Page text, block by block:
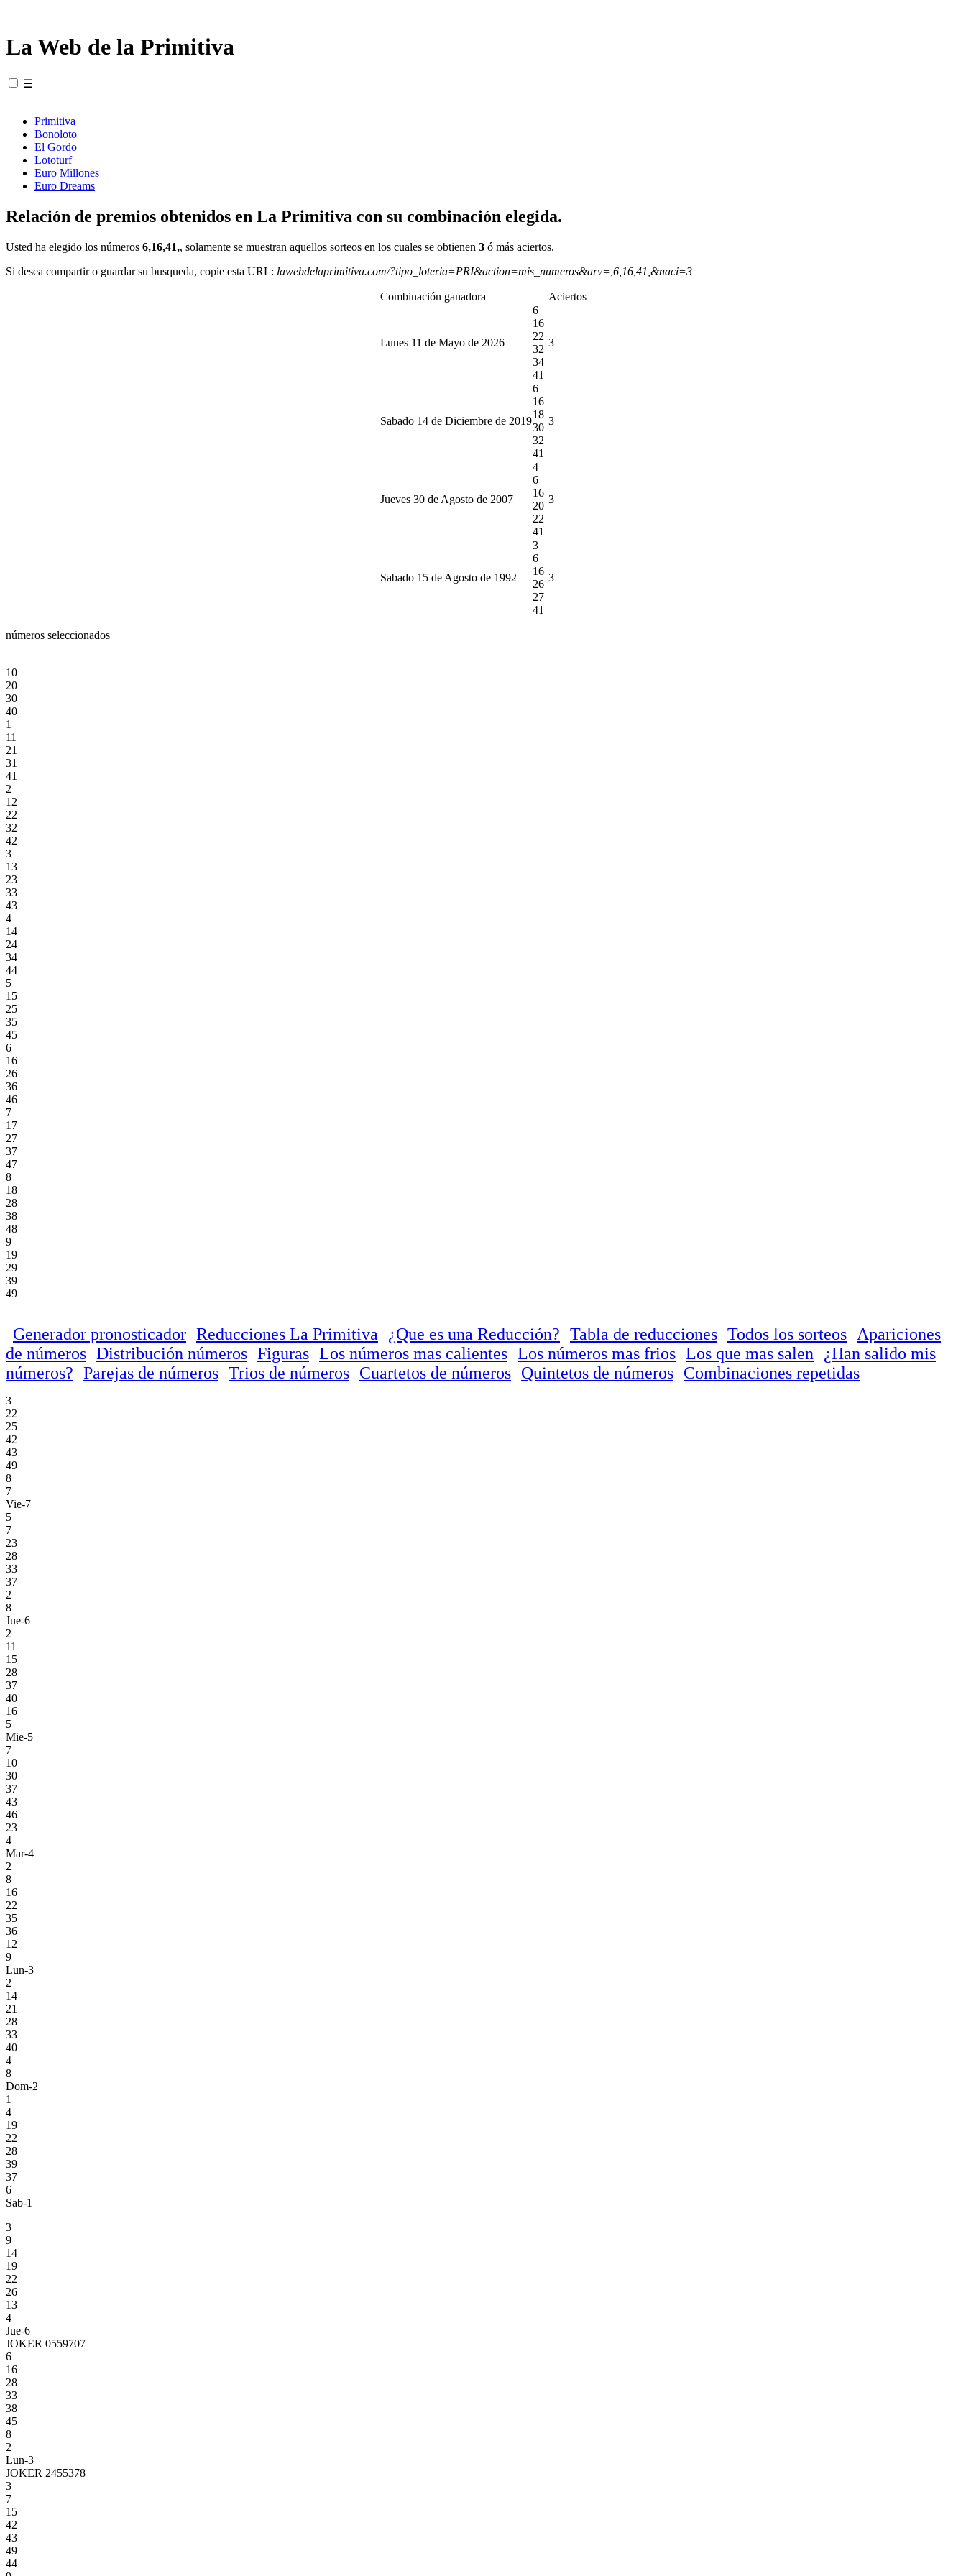
La Web de la Primitiva
☰
Primitiva
Bonoloto
El Gordo
Lototurf
Euro Millones
Euro Dreams
Relación de premios obtenidos en La Primitiva con su combinación elegida.
Usted ha elegido los números 6,16,41,, solamente se muestran aquellos sorteos en los cuales se obtienen 3 ó más aciertos.
Si desea compartir o guardar su busqueda, copie esta URL: lawebdelaprimitiva.com/?tipo_loteria=PRI&action=mis_numeros&arv=,6,16,41,&naci=3
Combinación ganadora Aciertos
Lunes 11 de Mayo de 2026
6
16
22
32
34
41
3
Sabado 14 de Diciembre de 2019
6
16
18
30
32
41
3
Jueves 30 de Agosto de 2007
4
6
16
20
22
41
3
Sabado 15 de Agosto de 1992
3
6
16
26
27
41
3
números seleccionados
10
20
30
40
1
11
21
31
41
2
12
22
32
42
3
13
23
33
43
4
14
24
34
44
5
15
25
35
45
6
16
26
36
46
7
17
27
37
47
8
18
28
38
48
9
19
29
39
49
Generador pronosticador Reducciones La Primitiva ¿Que es una Reducción? Tabla de reducciones Todos los sorteos
Apariciones
de números Distribución números Figuras Los números mas calientes Los números mas frios Los que mas salen
¿Han salido mis
números? Parejas de números Trios de números Cuartetos de números Quintetos de números Combinaciones repetidas
3
22
25
42
43
49
8
7
Vie-7
5
7
23
28
33
37
2
8
Jue-6
2
11
15
28
37
40
16
5
Mie-5
7
10
30
37
43
46
23
4
Mar-4
2
8
16
22
35
36
12
9
Lun-3
2
14
21
28
33
40
4
8
Dom-2
1
4
19
22
28
39
37
6
Sab-1
3
9
14
19
22
26
13
4
Jue-6
JOKER 0559707
6
16
28
33
38
45
8
2
Lun-3
JOKER 2455378
3
7
15
42
43
49
44